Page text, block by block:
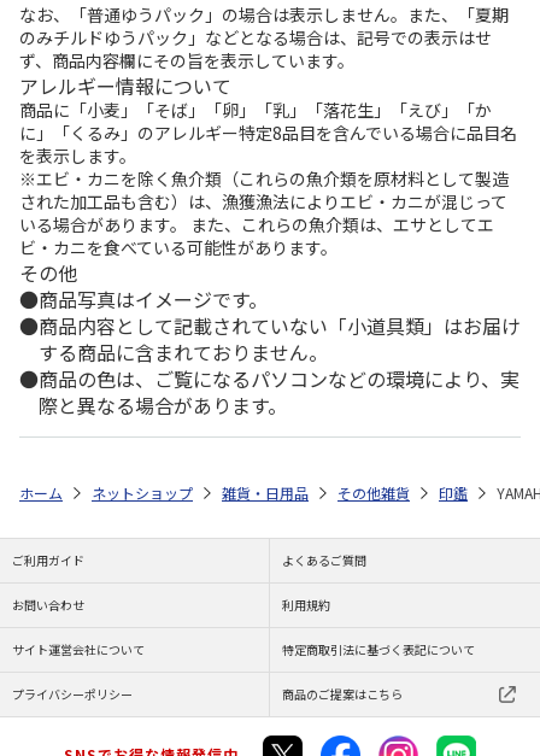
なお、「普通ゆうパック」の場合は表示しません。また、「夏期
のみチルドゆうパック」などとなる場合は、記号での表示はせ
ず、商品内容欄にその旨を表示しています。
アレルギー情報について
商品に「小麦」「そば」「卵」「乳」「落花生」「えび」「か
に」「くるみ」のアレルギー特定8品目を含んでいる場合に品目名
を表示します。
※エビ・カニを除く魚介類（これらの魚介類を原材料として製造
された加工品も含む）は、漁獲漁法によりエビ・カニが混じって
いる場合があります。 また、これらの魚介類は、エサとしてエ
ビ・カニを食べている可能性があります。
その他
商品写真はイメージです。
商品内容として記載されていない「小道具類」はお届け
する商品に含まれておりません。
商品の色は、ご覧になるパソコンなどの環境により、実
際と異なる場合があります。
ホーム ネットショップ 雑貨・日用品 その他雑貨 印鑑
ご利用ガイド よくあるご質問
お問い合わせ 利用規約
サイト運営会社について 特定商取引法に基づく表記について
プライバシーポリシー 商品のご提案はこちら